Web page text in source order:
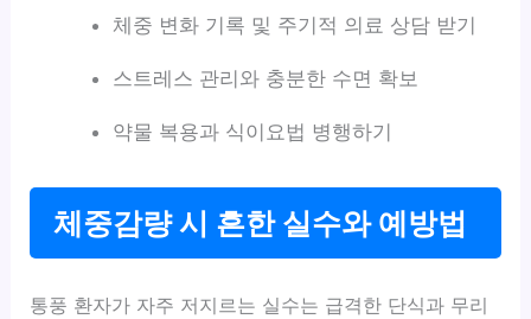
체중 변화 기록 및 주기적 의료 상담 받기
스트레스 관리와 충분한 수면 확보
약물 복용과 식이요법 병행하기
체중감량 시 흔한 실수와 예방법
통풍 환자가 자주 저지르는 실수는 급격한 단식과 무리